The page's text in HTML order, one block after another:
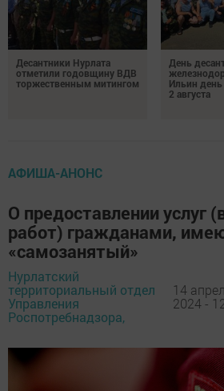
Десантники Нурлата
отметили годовщину ВДВ
торжественным митингом
День
Ильин
2 августа
АФИША-АНОНС
О предоставлении услуг
работ) гражданами,
«самозанятый»
Нурлатский
территориальный отдел
Управления
Роспотребнадзора,
14
2024 -